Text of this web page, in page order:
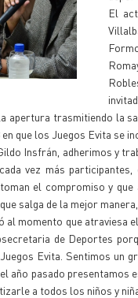
El
apertura trasmitiendo la
que los Juegos Evita
Insfrán, adherimos y
vez más
el compromiso y
salga de la mejor
al momento que atraviesa
de Deportes
Evita. Sentimos un
año pasado
a todos los niños y